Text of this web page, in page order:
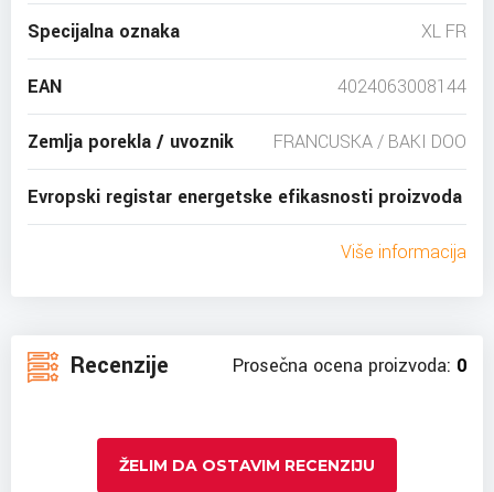
Specijalna oznaka XL FR
EAN 4024063008144
Zemlja porekla / uvoznik FRANCUSKA / BAKI DOO
Evropski registar energetske efikasnosti proizvoda
Više informacija
Recenzije Prosečna ocena proizvoda: 0
ŽELIM DA OSTAVIM RECENZIJU